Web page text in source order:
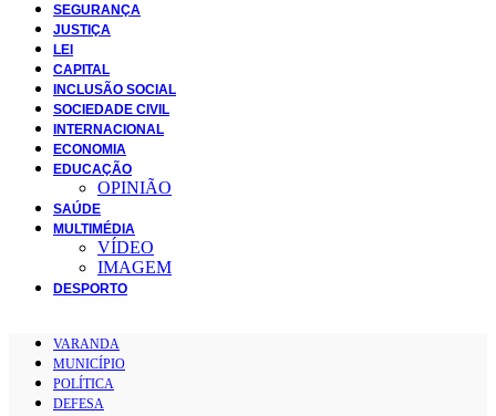
SEGURANÇA
JUSTIÇA
LEI
CAPITAL
INCLUSÃO SOCIAL
SOCIEDADE CIVIL
INTERNACIONAL
ECONOMIA
EDUCAÇÃO
OPINIÃO
SAÚDE
MULTIMÉDIA
VÍDEO
IMAGEM
DESPORTO
VARANDA
MUNICÍPIO
POLÍTICA
DEFESA